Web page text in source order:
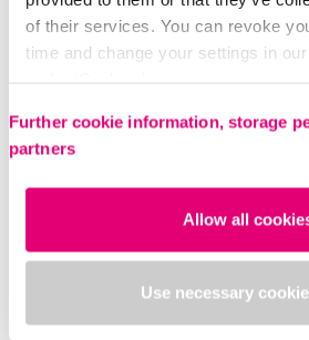
of their services. You can revoke
time and change your settings in our
Further cookie information, storage
partners
Allow all
Use necessary
kompressionsstrumpor
Kliniska